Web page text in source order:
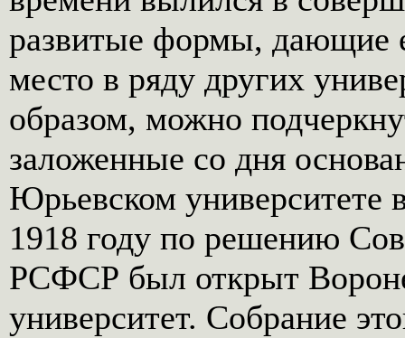
развитые формы, дающие
место в ряду других
образом, можно
заложенные со дня
Юрьевском университете
1918 году по решению
РСФСР был открыт
университет. Собрание